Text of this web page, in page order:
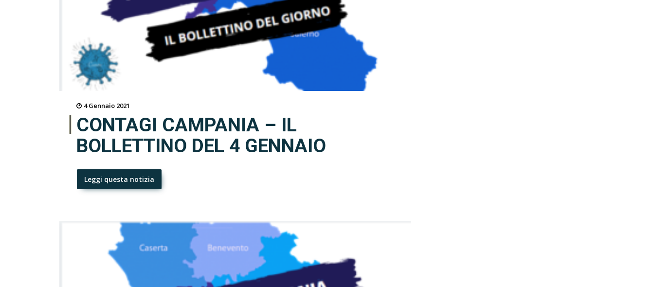
4 Gennaio 2021
CONTAGI CAMPANIA – IL
BOLLETTINO DEL 4 GENNAIO
Leggi questa notizia